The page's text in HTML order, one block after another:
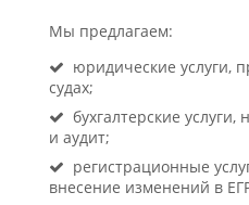
Мы предлагаем:
юридические услуги,
судах;
бухгалтерские услуги,
и аудит;
регистрационные
внесение изменений в